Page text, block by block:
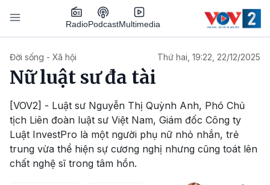
Nhảy đến nội dung
RadioPodcastMultimedia
Đời sống - Xã hội Thứ hai, 19:22, 22/12/2025
Nữ luật sư đa tài
[VOV2] - Luật sư Nguyễn Thị Quỳnh Anh, Phó Chủ
tịch Liên đoàn luật sư Việt Nam, Giám đốc Công ty
Luật InvestPro là một người phụ nữ nhỏ nhắn, trẻ
trung vừa thể hiện sự cương nghị nhưng cũng toát lên
chất nghệ sĩ trong tâm hồn.